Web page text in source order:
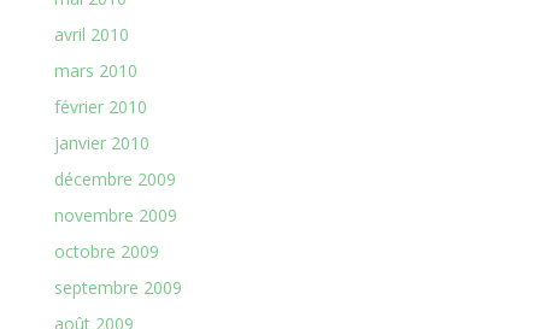
avril 2010
mars 2010
février 2010
janvier 2010
décembre 2009
novembre 2009
octobre 2009
septembre 2009
août 2009